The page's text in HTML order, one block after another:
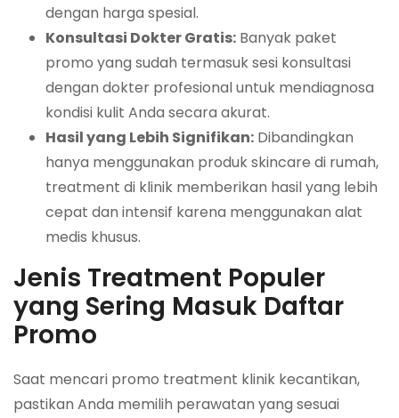
dengan harga spesial.
Konsultasi Dokter Gratis: Banyak paket
promo yang sudah termasuk sesi konsultasi
dengan dokter profesional untuk mendiagnosa
kondisi kulit Anda secara akurat.
Hasil yang Lebih Signifikan: Dibandingkan
hanya menggunakan produk skincare di rumah,
treatment di klinik memberikan hasil yang lebih
cepat dan intensif karena menggunakan alat
medis khusus.
Jenis Treatment Populer
yang Sering Masuk Daftar
Promo
Saat mencari promo treatment klinik kecantikan,
pastikan Anda memilih perawatan yang sesuai